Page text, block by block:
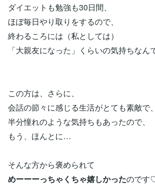
ダイエットも勉強も30日間、
ほぼ毎日やり取りをするので、
終わるころには（私としては）
「大親友になった」くらいの気持ちな
この方は、さらに、
会話の節々に感じる生活がとても素敵で、
半分憧れのような気持ちもあったので、
もう、ほんとに…
そんな方から褒められて
めーーーっちゃくちゃ嬉しかったのです